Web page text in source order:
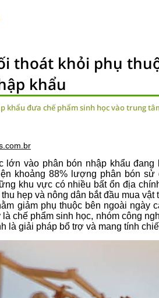
thoát khỏi phụ
khẩu
khẩu đưa chế phẩm sinh học vào trung
lớn vào phân bón nhập khẩu
khoảng 88% lượng phân bón
khu vực có nhiều bất ổn địa
hẹp và nông dân bắt đầu mua
giảm phụ thuộc bên ngoài ngày
chế phẩm sinh học, nhóm công
là giải pháp bổ trợ và mang tính